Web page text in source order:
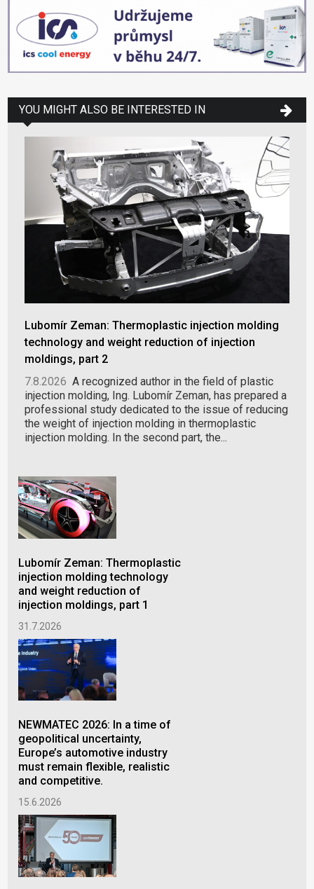
YOU MIGHT ALSO BE INTERESTED IN
Lubomír Zeman: Thermoplastic injection molding
technology and weight reduction of injection
moldings, part 2
7.8.2026 A recognized author in the field of plastic
injection molding, Ing. Lubomír Zeman, has prepared a
professional study dedicated to the issue of reducing
the weight of injection molding in thermoplastic
injection molding. In the second part, the...
Lubomír Zeman: Thermoplastic
injection molding technology
and weight reduction of
injection moldings, part 1
31.7.2026
NEWMATEC 2026: In a time of
geopolitical uncertainty,
Europe’s automotive industry
must remain flexible, realistic
and competitive.
15.6.2026